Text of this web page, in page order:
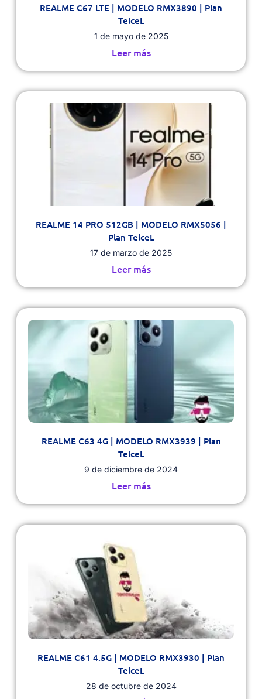
REALME C67 LTE | MODELO RMX3890 | Plan
TelceL
1 de mayo de 2025
Leer más
REALME 14 PRO 512GB | MODELO RMX5056 |
Plan TelceL
17 de marzo de 2025
Leer más
REALME C63 4G | MODELO RMX3939 | Plan
TelceL
9 de diciembre de 2024
Leer más
REALME C61 4.5G | MODELO RMX3930 | Plan
TelceL
28 de octubre de 2024